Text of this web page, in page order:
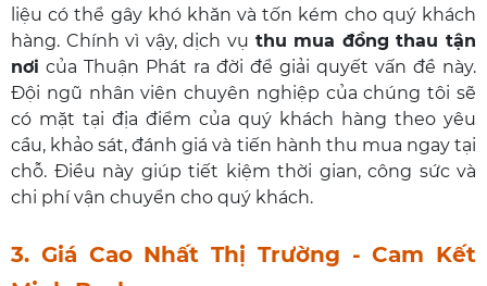
liệu có thể gây khó khăn và tốn kém cho quý khách
hàng. Chính vì vậy, dịch vụ thu mua đồng thau tận
nơi của Thuận Phát ra đời để giải quyết vấn đề này.
Đội ngũ nhân viên chuyên nghiệp của chúng tôi sẽ
có mặt tại địa điểm của quý khách hàng theo yêu
cầu, khảo sát, đánh giá và tiến hành thu mua ngay tại
chỗ. Điều này giúp tiết kiệm thời gian, công sức và
chi phí vận chuyển cho quý khách.
3. Giá Cao Nhất Thị Trường - Cam Kết